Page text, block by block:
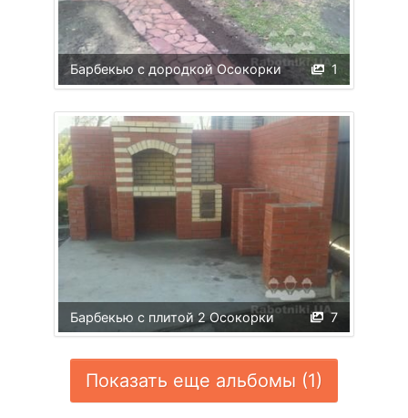
1
Барбекью с дородкой Осокорки
7
Барбекью с плитой 2 Осокорки
Показать еще альбомы (1)